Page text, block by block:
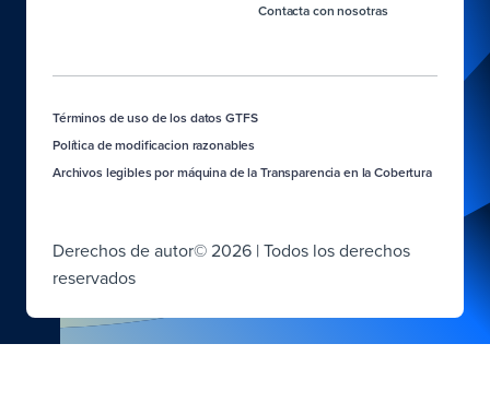
Contacta con nosotras
Términos de uso de los datos GTFS
Política de modificacion razonables
Archivos legibles por máquina de la Transparencia en la Cobertura
Derechos de autor© 2026 | Todos los derechos
reservados